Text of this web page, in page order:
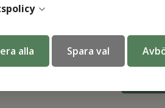
alla Spara val
Rotaid Solid Plus - Inom/
larm, röd (IP